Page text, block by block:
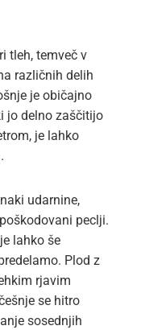
tleh, temveč v
različnih delih
je običajno
jo delno zaščitijo
je lahko
udarnine,
peclji.
lahko še
Plod z
rjavim
se hitro
sosednjih